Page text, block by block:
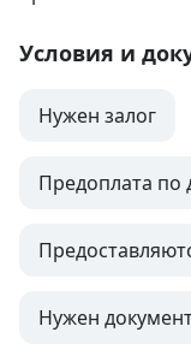
Условия и
Нужен залог
Предоплата по
Нужен